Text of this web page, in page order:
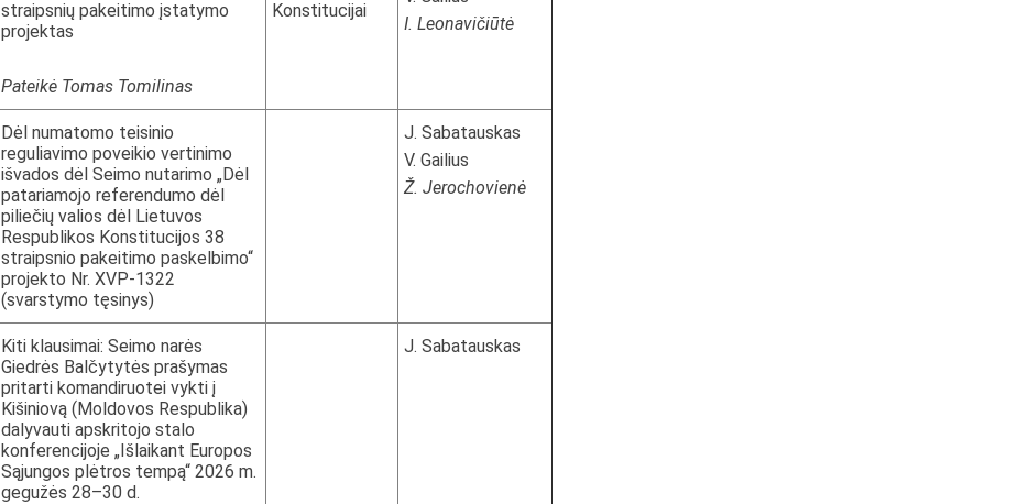
straipsnių pakeitimo įstatymo
projektas
Pateikė Tomas Tomilinas
Konstitucijai
I. Leonavičiūtė
Dėl numatomo teisinio
reguliavimo poveikio vertinimo
išvados dėl Seimo nutarimo „Dėl
patariamojo referendumo dėl
piliečių valios dėl Lietuvos
Respublikos Konstitucijos 38
straipsnio pakeitimo paskelbimo“
projekto Nr. XVP-1322
(svarstymo tęsinys)
J. Sabatauskas
V. Gailius
Ž. Jerochovienė
Kiti klausimai: Seimo narės
Giedrės Balčytytės prašymas
pritarti komandiruotei vykti į
Kišiniovą (Moldovos Respublika)
dalyvauti apskritojo stalo
konferencijoje „Išlaikant Europos
Sąjungos plėtros tempą“ 2026 m.
gegužės 28–30 d.
J. Sabatauskas